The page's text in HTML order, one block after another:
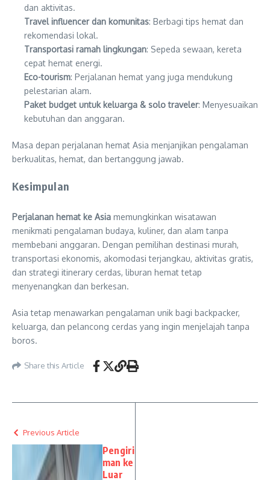
dan aktivitas.
Travel influencer dan komunitas: Berbagi tips hemat dan
rekomendasi lokal.
Transportasi ramah lingkungan: Sepeda sewaan, kereta
cepat hemat energi.
Eco-tourism: Perjalanan hemat yang juga mendukung
pelestarian alam.
Paket budget untuk keluarga & solo traveler: Menyesuaikan
kebutuhan dan anggaran.
Masa depan perjalanan hemat Asia menjanjikan pengalaman
berkualitas, hemat, dan bertanggung jawab.
Kesimpulan
Perjalanan hemat ke Asia memungkinkan wisatawan
menikmati pengalaman budaya, kuliner, dan alam tanpa
membebani anggaran. Dengan pemilihan destinasi murah,
transportasi ekonomis, akomodasi terjangkau, aktivitas gratis,
dan strategi itinerary cerdas, liburan hemat tetap
menyenangkan dan berkesan.
Asia tetap menawarkan pengalaman unik bagi backpacker,
keluarga, dan pelancong cerdas yang ingin menjelajah tanpa
boros.
Share this Article
Previous Article
Pengiri
man ke
Luar